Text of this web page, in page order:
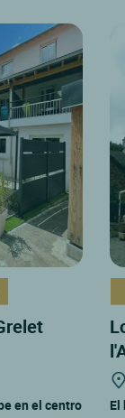
en el centro
El